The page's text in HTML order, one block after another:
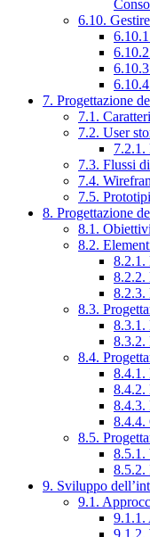
6.10.
7. Progettazione
7.1.
7.2. User
7.2.1.
7.3. Flussi
7.4.
7.5.
8. Progettazione
8.1.
8.2.
8.2.1.
8.2.2.
8.2.3.
8.3.
8.3.1.
8.3.2.
8.4.
8.4.1.
8.4.2.
8.4.3.
8.4.4.
8.5.
8.5.1.
8.5.2.
9. Sviluppo
9.1.
9.1.1.
9.1.2.